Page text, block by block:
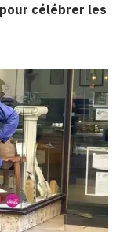
célébrer les